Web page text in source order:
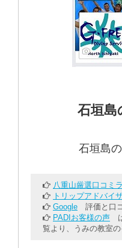
石垣島
石垣島
八重山厳選口コミ
トリップアドバイ
Google 評価と口
PADIお客様の声
覧より、うみの教室